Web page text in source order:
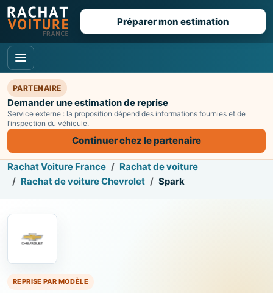
Préparer mon estimation
PARTENAIRE
Demander une estimation de reprise
Service externe : la proposition dépend des informations fournies et de
l’inspection du véhicule.
Continuer chez le partenaire
Rachat Voiture France
Rachat de voiture
Rachat de voiture Chevrolet
Spark
REPRISE PAR MODÈLE